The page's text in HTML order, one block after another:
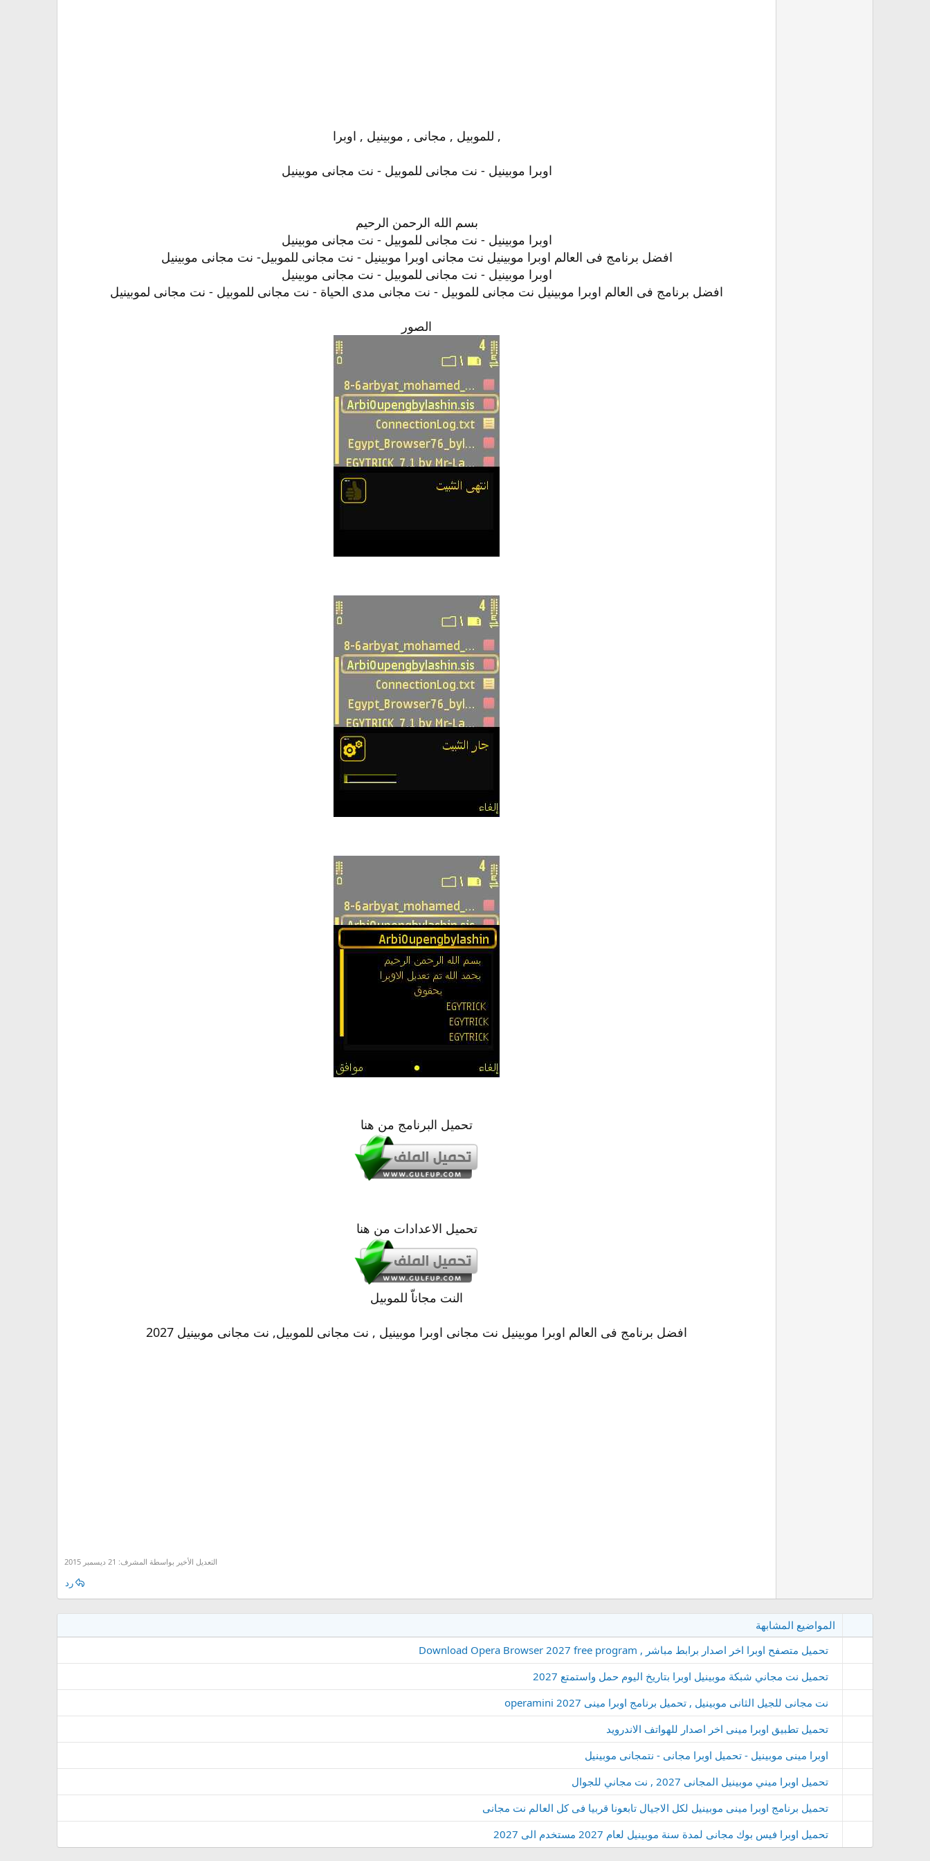
, للموبيل , مجانى , موبينيل , اوبرا
اوبرا موبينيل - نت مجانى للموبيل - نت مجانى موبينيل
بسم الله الرحمن الرحيم
اوبرا موبينيل - نت مجانى للموبيل - نت مجانى موبينيل
افضل برنامج فى العالم اوبرا موبينيل نت مجانى اوبرا موبينيل - نت مجانى للموبيل- نت مجانى موبينيل
اوبرا موبينيل - نت مجانى للموبيل - نت مجانى موبينيل
افضل برنامج فى العالم اوبرا موبينيل نت مجانى للموبيل - نت مجانى مدى الحياة - نت مجانى للموبيل - نت مجانى لموبينيل
الصور
تحميل البرنامج من هنا
تحميل الاعدادات من هنا
النت مجاناّ للموبيل​
افضل برنامج فى العالم اوبرا موبينيل نت مجانى اوبرا موبينيل , نت مجانى للموبيل, نت مجانى موبينيل 2027
التعديل الأخير بواسطة المشرف: 21 ديسمبر 2015
رد
المواضيع المشابهة
تحميل متصفح اوبرا اخر اصدار برابط مباشر , Download Opera Browser 2027 free program
تحميل نت مجاني شبكة موبينيل اوبرا بتاريخ اليوم حمل واستمتع 2027
نت مجانى للجيل الثانى موبينيل , تحميل برنامج اوبرا مينى operamini 2027
تحميل تطبيق اوبرا مينى اخر اصدار للهواتف الاندرويد
اوبرا مينى موبينيل - تحميل اوبرا مجانى - نتمجانى موبينيل
تحميل اوبرا ميني موبينيل المجانى 2027 , نت مجاني للجوال
تحميل برنامج اوبرا مينى موبينيل لكل الاجيال تابعونا قربيا فى كل العالم نت مجانى
تحميل اوبرا فيس بوك مجانى لمدة سنة موبينيل لعام 2027 مستخدم الى 2027